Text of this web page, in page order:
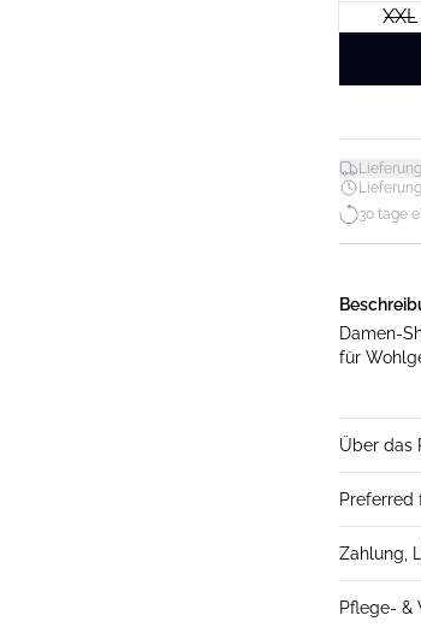
XXL
30 tage
Damen-
für
Über das
Preferred
Zahlung,
Pflege- &